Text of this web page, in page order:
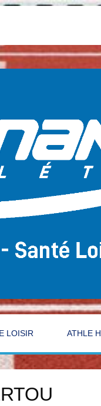
LOISIR ATHLE